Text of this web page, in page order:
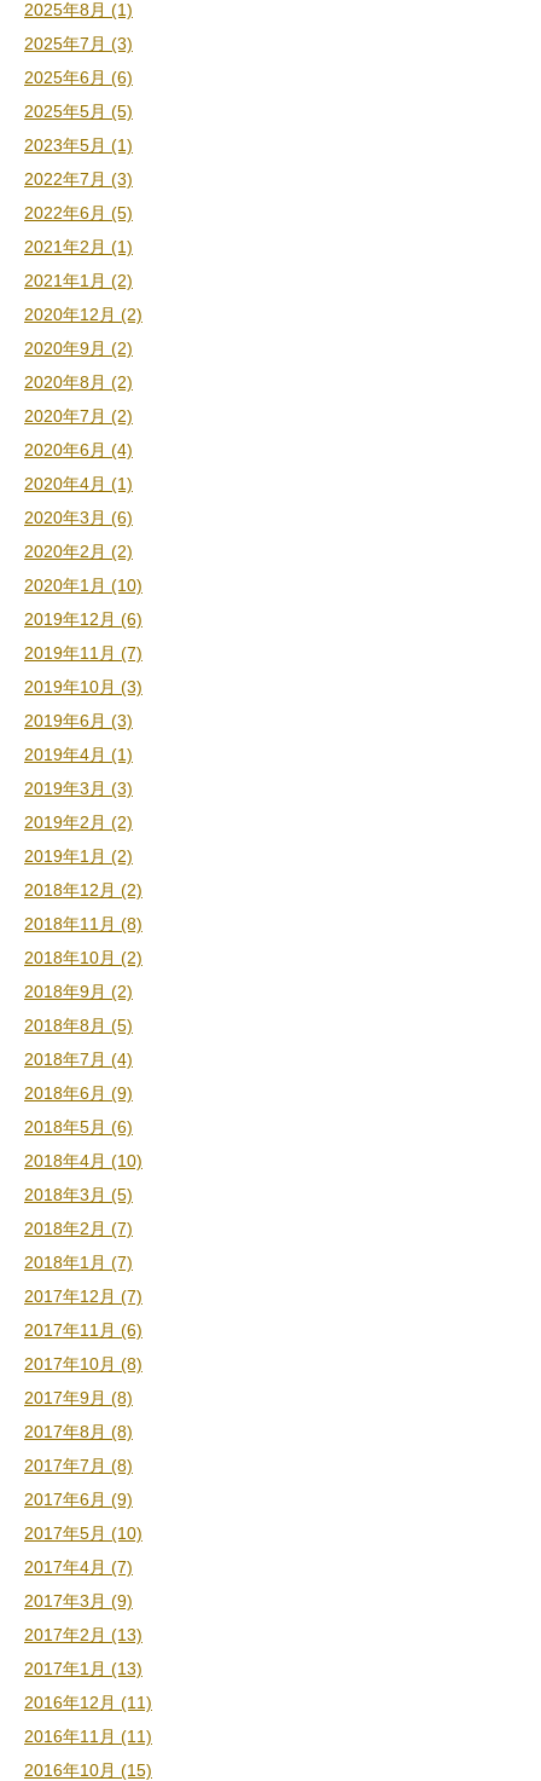
2025年8月 (1)
2025年7月 (3)
2025年6月 (6)
2025年5月 (5)
2023年5月 (1)
2022年7月 (3)
2022年6月 (5)
2021年2月 (1)
2021年1月 (2)
2020年12月 (2)
2020年9月 (2)
2020年8月 (2)
2020年7月 (2)
2020年6月 (4)
2020年4月 (1)
2020年3月 (6)
2020年2月 (2)
2020年1月 (10)
2019年12月 (6)
2019年11月 (7)
2019年10月 (3)
2019年6月 (3)
2019年4月 (1)
2019年3月 (3)
2019年2月 (2)
2019年1月 (2)
2018年12月 (2)
2018年11月 (8)
2018年10月 (2)
2018年9月 (2)
2018年8月 (5)
2018年7月 (4)
2018年6月 (9)
2018年5月 (6)
2018年4月 (10)
2018年3月 (5)
2018年2月 (7)
2018年1月 (7)
2017年12月 (7)
2017年11月 (6)
2017年10月 (8)
2017年9月 (8)
2017年8月 (8)
2017年7月 (8)
2017年6月 (9)
2017年5月 (10)
2017年4月 (7)
2017年3月 (9)
2017年2月 (13)
2017年1月 (13)
2016年12月 (11)
2016年11月 (11)
2016年10月 (15)